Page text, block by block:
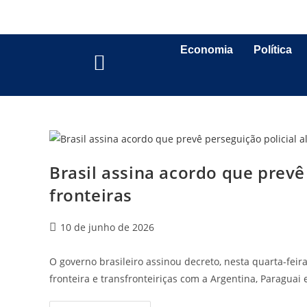
Economia Política
Brasil assina acordo que
fronteiras
10 de junho de 2026
O governo brasileiro assinou decreto, nesta quarta-
fronteira e transfronteiriças com a Argentina,